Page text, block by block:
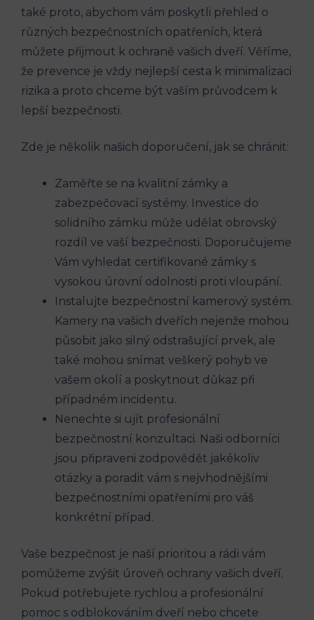
také proto, abychom vám poskytli přehled o
různých bezpečnostních opatřeních, která
můžete přijmout k ochraně vašich dveří. Věříme,
že prevence je vždy nejlepší cesta k minimalizaci
rizika a proto chceme být vaším průvodcem k
lepší bezpečnosti.
Zde je několik našich doporučení, jak se chránit:
Zaměřte se na kvalitní zámky a
zabezpečovací systémy. Investice do
solidního zámku může udělat obrovský
rozdíl ve vaší bezpečnosti. Doporučujeme
Vám vyhledat certifikované zámky s
vysokou úrovní odolnosti proti vloupání.
Instalujte bezpečnostní kamerový systém.
Kamery na vašich dveřích nejenže mohou
působit jako silný odstrašující prvek, ale
také mohou snímat veškerý pohyb ve
vašem okolí a poskytnout důkaz při
případném incidentu.
Nenechte si ujít profesionální
bezpečnostní konzultaci. Naši odborníci
jsou připraveni zodpovědět jakékoliv
otázky a poradit vám s nejvhodnějšími
bezpečnostními opatřeními pro váš
konkrétní případ.
Vaše bezpečnost je naší prioritou a rádi vám
pomůžeme zvýšit úroveň ochrany vašich dveří.
Pokud potřebujete rychlou a profesionální
pomoc s odblokováním dveří nebo chcete